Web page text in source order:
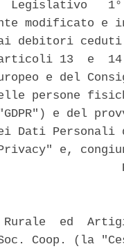
Legislativo
modificato
debitori
13  e  14
e del
persone
e del
Dati Personali
e,
ed
Coop. (la